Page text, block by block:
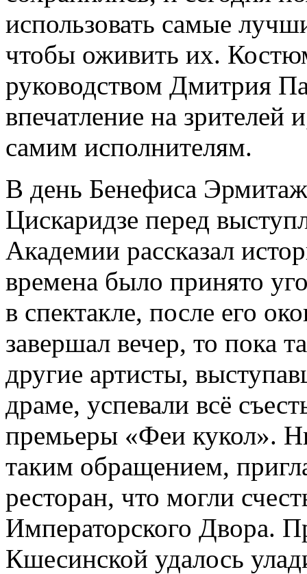
использовать самые
чтобы оживить их.
руководством Дмитрия
впечатление на зрителей
самим исполнителям.
В день Бенефиса
Цискаридзе перед
Академии рассказал
времена было принято
в спектакле, после его
завершал вечер, то пока
другие артисты,
драме, успевали всё
премьеры «Феи кукол».
таким обращением,
ресторан, что могли
Императорского Двора.
Кшесинской удалось